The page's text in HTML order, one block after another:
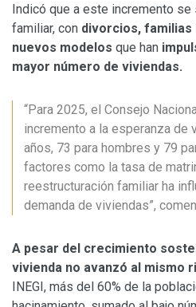
Indicó que a este incremento se
familiar, con divorcios, familias
nuevos modelos que han
mayor número de viviendas.
“Para 2025, el Consejo
incremento a la esperanza de
años, 73 para hombres y 79
factores como la tasa de
reestructuración familiar ha
demanda de viviendas”,
A pesar del crecimiento
vivienda no avanzó al mismo
INEGI, más del 60% de la